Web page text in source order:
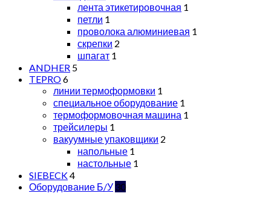
лента этикетировочная 1
петли 1
проволока алюминиевая 1
скрепки 2
шпагат 1
ANDHER 5
TEPRO6
линии термоформовки 1
специальное оборудование 1
термоформовочная машина 1
трейсилеры 1
вакуумные упаковщики 2
напольные 1
настольные 1
SIEBECK4
Оборудование Б/У 30